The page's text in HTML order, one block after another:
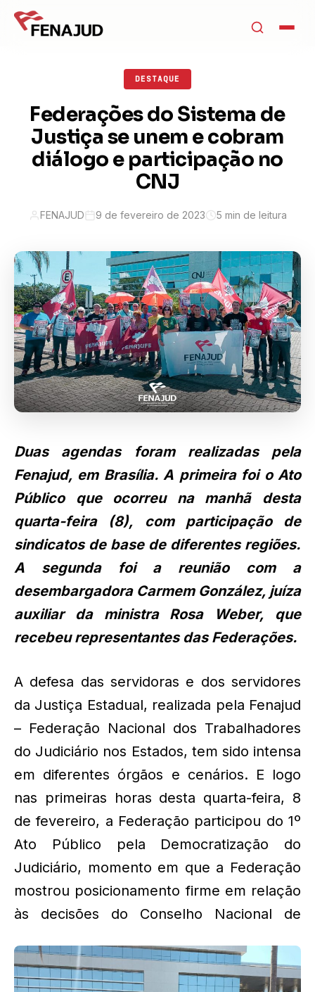
DESTAQUE
Federações do Sistema de
Justiça se unem e cobram
diálogo e participação no
CNJ
FENAJUD 9 de fevereiro de 2023 5 min de leitura
Duas agendas foram realizadas pela
Fenajud, em Brasília. A primeira foi o Ato
Público que ocorreu na manhã desta
quarta-feira (8), com participação de
sindicatos de base de diferentes regiões.
A segunda foi a reunião com a
desembargadora Carmem González, juíza
auxiliar da ministra Rosa Weber, que
recebeu representantes das Federações.
A defesa das servidoras e dos servidores
da Justiça Estadual, realizada pela Fenajud
– Federação Nacional dos Trabalhadores
do Judiciário nos Estados, tem sido intensa
em diferentes órgãos e cenários. E logo
nas primeiras horas desta quarta-feira, 8
de fevereiro, a Federação participou do 1º
Ato Público pela Democratização do
Judiciário, momento em que a Federação
mostrou posicionamento firme em relação
às decisões do Conselho Nacional de